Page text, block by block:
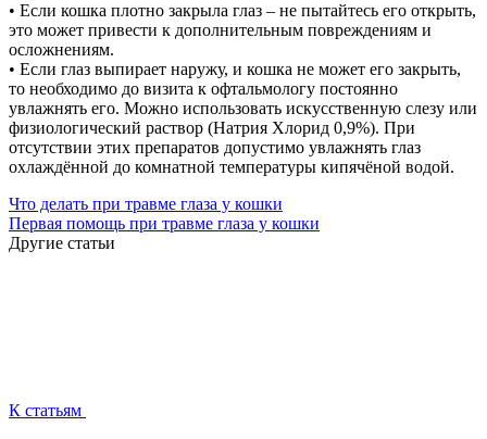
• Если кошка плотно закрыла глаз – не пытайтесь его открыть,
это может привести к дополнительным повреждениям и
осложнениям.
• Если глаз выпирает наружу, и кошка не может его закрыть,
то необходимо до визита к офтальмологу постоянно
увлажнять его. Можно использовать искусственную слезу или
физиологический раствор (Натрия Хлорид 0,9%). При
отсутствии этих препаратов допустимо увлажнять глаз
охлаждённой до комнатной температуры кипячёной водой.
Что делать при травме глаза у кошки
Первая помощь при травме глаза у кошки
Другие статьи
К статьям